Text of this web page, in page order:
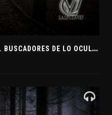
P
UERTAS HACIA EL MÁS ALLÁ. BUSCADORES DE LO OCULTO. EL PENSAMIENTO ABSTRACTO. EVANGELIOS APÓCRIFOS